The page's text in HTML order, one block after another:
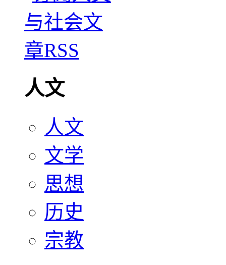
人文
人文
文学
思想
历史
宗教